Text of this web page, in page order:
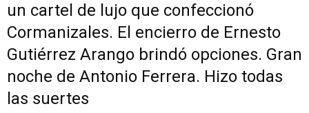
un cartel de lujo que confeccionó
Cormanizales. El encierro de Ernesto
Gutiérrez Arango brindó opciones. Gran
noche de Antonio Ferrera. Hizo todas
las suertes